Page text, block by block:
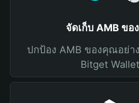
จัดเก็บ AMB ข
ปกป้อง AMB ของคุณอย่า
Bitget Wallet